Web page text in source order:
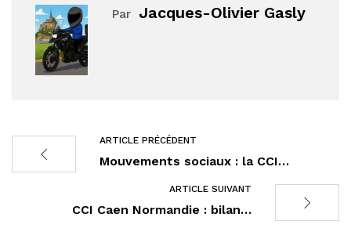
Par Jacques-Olivier Gasly
ARTICLE PRÉCÉDENT
Mouvements sociaux : la CCI…
ARTICLE SUIVANT
CCI Caen Normandie : bilan…